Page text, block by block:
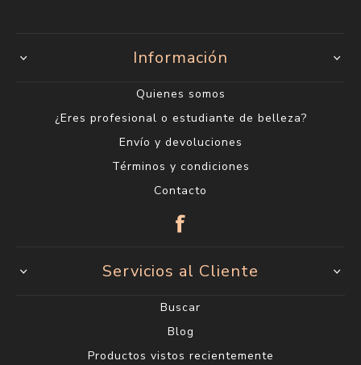
2915 1202*
10:00 a 14:00 h.
info@saul.com.uy
¿Eres profesional o estudiante de belleza?
Términos y condiciones
Contacto